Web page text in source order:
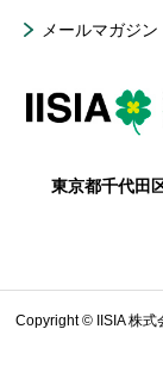
メールマガジン
東京都千代田
Copyright © IISIA 株式